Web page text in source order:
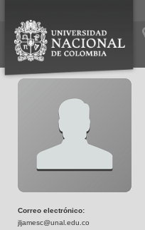
Correo electrónico:
jljamesc@unal.edu.co